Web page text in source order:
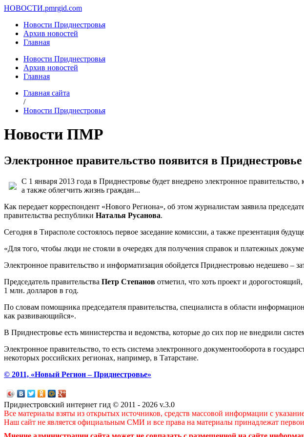
НОВОСТИ.pmrgid.com
Новости Приднестровья
Архив новостей
Главная
Новости Приднестровья
Архив новостей
Главная
Главная сайта
/
Новости Приднестровья
Новости ПМР
Электронное правительство появится в Приднестровье
С 1 января 2013 года в Приднестровье будет внедрено электронное
а также облегчить жизнь граждан...
Как передает корреспондент «Нового Региона», об этом журналистам заявила
правительства республики Наталья Русанова.
Сегодня в Тирасполе состоялось первое заседание комиссии, а также презентация
«Для того, чтобы люди не стояли в очередях для получения справок и платежных
Электронное правительство и информатизация обойдется Приднестровью недешево –
Председатель правительства Петр Степанов отметил, что хоть проект и
1 млн. долларов в год.
По словам помощника председателя правительства, специалиста в области
как развивающийся».
В Приднестровье есть министерства и ведомства, которые до сих пор не внедрили
Электронное правительство, то есть система электронного документооборота в
некоторых российских регионах, например, в Татарстане.
© 2011, «Новый Регион – Приднестровье»
Приднестровский интернет гид © 2011 - 2026 v.3.0
Все материалы взяты из открытых источников, средств массовой информации с
Наш сайт не является официальным СМИ и все права на материалы принадлежат